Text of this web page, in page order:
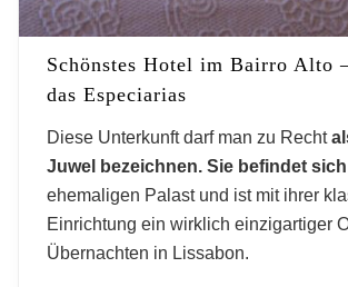
Schönstes Hotel im Bairro Alto
das Especiarias
Diese Unterkunft darf man zu Recht
Juwel bezeichnen. Sie befindet sich
ehemaligen Palast und ist mit ihrer
Einrichtung ein wirklich einzigartiger
Übernachten in Lissabon.